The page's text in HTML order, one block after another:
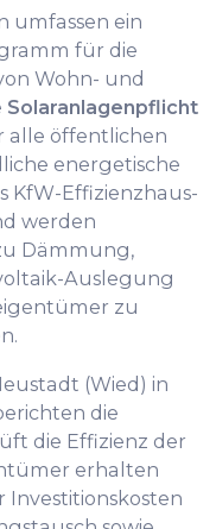
umfassen ein
für die
Wohn- und
Solaranlagenpflicht
alle öffentlichen
energetische
KfW-Effizienzhaus-
werden
Dämmung,
Auslegung
zu
(Wied) in
die
die Effizienz der
erhalten
Investitionskosten